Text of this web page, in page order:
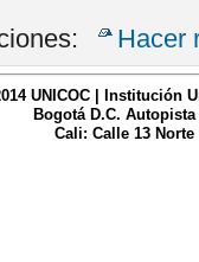
Hacer
UNICOC | Institución
Bogotá D.C. Autopista
Cali: Calle 13 Norte